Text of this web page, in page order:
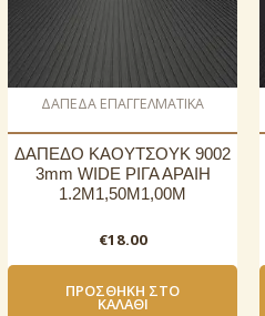
ΔΑΠΕΔΑ ΕΠΑΓΓΕΛΜΑΤΙΚΑ
ΔΑΠΕΔΟ ΚΑΟΥΤΣΟΥΚ 9002
3mm WIDE ΡΙΓΑ ΑΡΑΙΗ
1.2Μ1,50Μ1,00Μ
€18.00
ΠΡΟΣΘΉΚΗ ΣΤΟ
ΚΑΛΆΘΙ